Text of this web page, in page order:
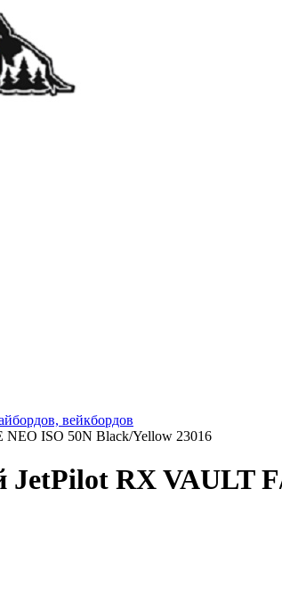
вейкбордов
NEO ISO 50N Black/Yellow 23016
RX VAULT